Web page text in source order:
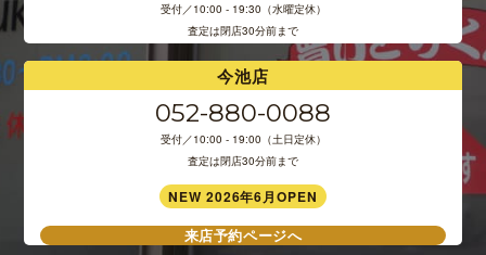
受付／10:00 - 19:30（水曜定休）
査定は閉店30分前まで
今池店
052-880-0088
受付／10:00 - 19:00（土日定休）
査定は閉店30分前まで
NEW 2026年6月OPEN
来店予約ページへ